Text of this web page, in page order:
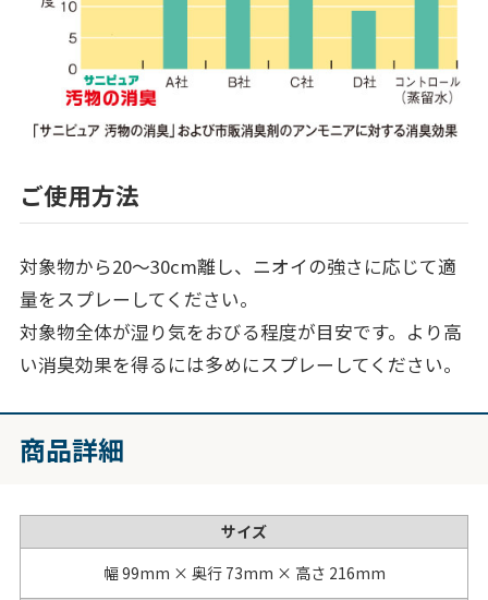
ご使用方法
対象物から20～30cm離し、ニオイの強さに応じて適
量をスプレーしてください。
対象物全体が湿り気をおびる程度が目安です。より高
い消臭効果を得るには多めにスプレーしてください。
商品詳細
サイズ
幅 99mm × 奥行 73mm × 高さ 216mm